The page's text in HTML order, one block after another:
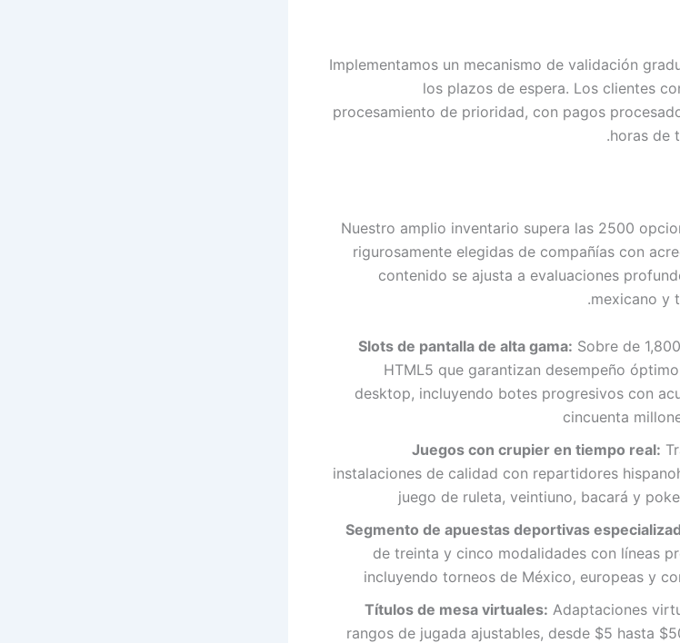
Implementamos un mecanismo de validación
los plazos de espera. Los clientes
procesamiento de prioridad, con pagos
horas de
Nuestro amplio inventario supera las 2500
rigurosamente elegidas de compañías con
contenido se ajusta a evaluaciones
mexicano y
Slots de pantalla de alta gama: Sobre de
HTML5 que garantizan desempeño
desktop, incluyendo botes progresivos con
cincuenta
Juegos con crupier en tiempo real:
instalaciones de calidad con repartidores
juego de ruleta, veintiuno, bacará y
Segmento de apuestas deportivas
de treinta y cinco modalidades con líneas
incluyendo torneos de México, europeas y
Títulos de mesa virtuales: Adaptaciones
rangos de jugada ajustables, desde $5 hasta